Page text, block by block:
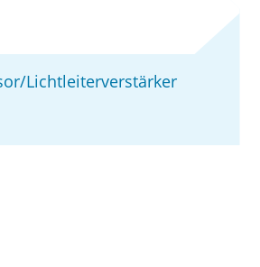
Lichtleiterverstärker